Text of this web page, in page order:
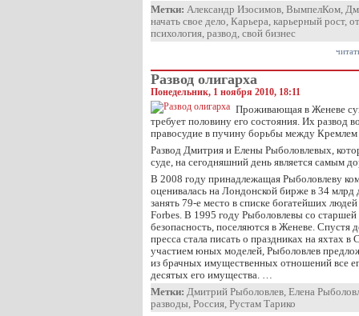
Метки: Александр Изосимов, ВымпелКом,
начать свое дело, Карьера, карьерный рост,
психология, развод, свой бизнес
Развод олигарха
Понедельник, 1 ноября 2010, 18:11
Проживающая в Женеве
требует половину его состояния. Их развод
правосудие в пучину борьбы между
Развод Дмитрия и Елены Рыболовлевых,
суде, на сегодняшний день является самым
В 2008 году принадлежащая Рыболовлеву
оценивалась на Лондонской бирже в 34 млрд
занять 79-е место в списке богатейших
Forbes. В 1995 году Рыболовлевы со
безопасность, поселяются в Женеве. Спустя
пресса стала писать о праздниках на яхтах
участием юных моделей, Рыболовлев
из брачных имущественных отношений все
десятых его имущества. …
Метки: Дмитрий Рыболовлев, Елена
разводы, Россия, Рустам Тарико